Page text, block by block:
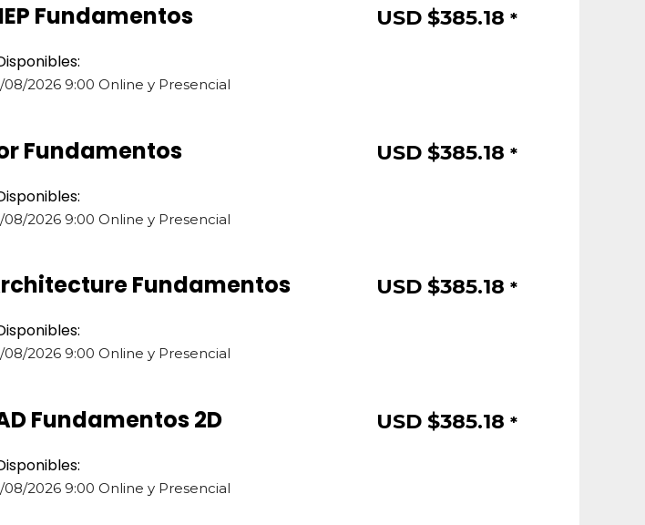
Fundamentos
08/2026 9:00 Online y Presencial
USD $385.18 *
Fundamentos
08/2026 9:00 Online y Presencial
USD $385.18 *
Fundamentos
08/2026 9:00 Online y Presencial
USD $385.18 *
Fundamentos 2D
08/2026 9:00 Online y Presencial
USD $385.18 *